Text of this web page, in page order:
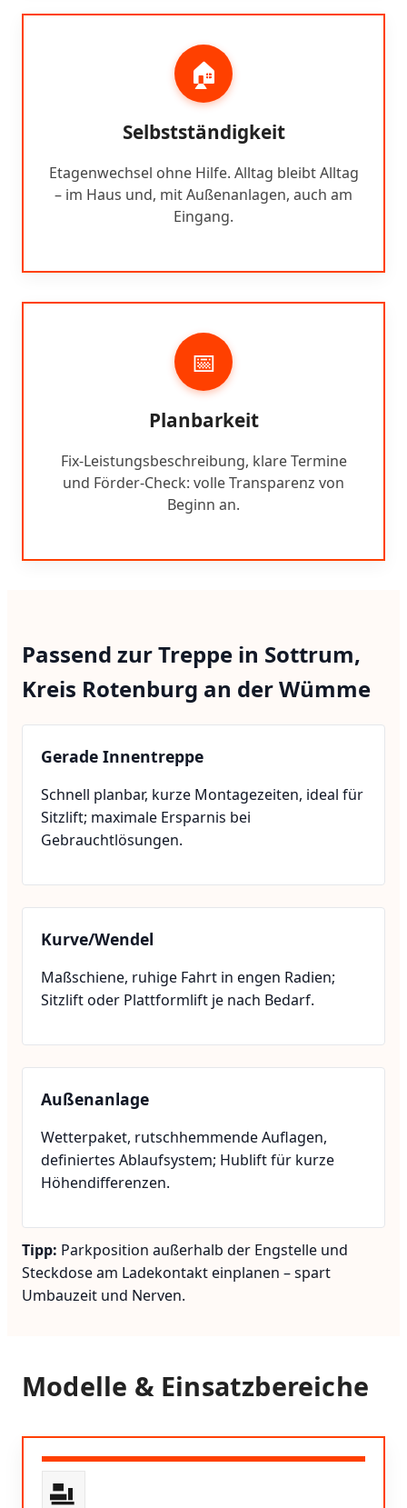
🏠
Selbstständigkeit
Etagenwechsel ohne Hilfe. Alltag bleibt Alltag
– im Haus und, mit Außenanlagen, auch am
Eingang.
📅
Planbarkeit
Fix-Leistungsbeschreibung, klare Termine
und Förder-Check: volle Transparenz von
Beginn an.
Passend zur Treppe in Sottrum,
Kreis Rotenburg an der Wümme
Gerade Innentreppe
Schnell planbar, kurze Montagezeiten, ideal für
Sitzlift; maximale Ersparnis bei
Gebrauchtlösungen.
Kurve/Wendel
Maßschiene, ruhige Fahrt in engen Radien;
Sitzlift oder Plattformlift je nach Bedarf.
Außenanlage
Wetterpaket, rutschhemmende Auflagen,
definiertes Ablaufsystem; Hublift für kurze
Höhendifferenzen.
Tipp: Parkposition außerhalb der Engstelle und
Steckdose am Ladekontakt einplanen – spart
Umbauzeit und Nerven.
Modelle & Einsatzbereiche